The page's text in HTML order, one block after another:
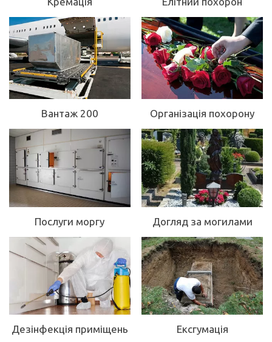
Вантаж 200 Організація похорону
Послуги моргу Догляд за могилами
Дезінфекція приміщень Ексгумація